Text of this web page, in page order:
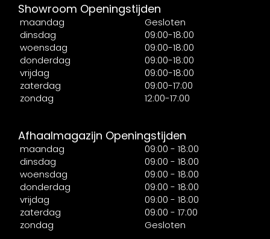
Showroom Openingstijden
maandag
Gesloten
dinsdag
09:00-18:00
woensdag
09:00-18:00
donderdag
09:00-18:00
vrijdag
09:00-18:00
zaterdag
09:00-17:00
zondag
12:00-17:00
Afhaalmagazijn Openingstijden
maandag
09:00 - 18:00
dinsdag
09:00 - 18:00
woensdag
09:00 - 18:00
donderdag
09:00 - 18:00
vrijdag
09:00 - 18:00
zaterdag
09:00 - 17:00
zondag
Gesloten